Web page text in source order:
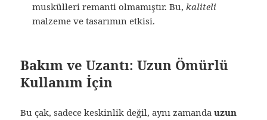
muskülleri remanti olmamıştır. Bu,kaliteli
malzeme ve tasarımın etkisi.
Bakım ve Uzantı: Uzun Ömürlü
Kullanım İçin
Bu çak, sadece keskinlik değil, aynı zamandauzun